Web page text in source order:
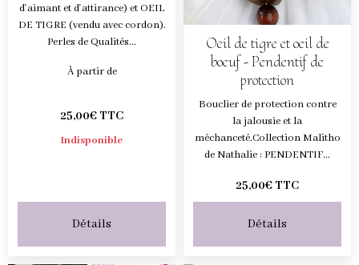
d'aimant et d'attirance) et OEIL
DE TIGRE (vendu avec cordon).
Perles de Qualités...
À partir de
25,00€ TTC
Indisponible
Détails
Oeil de tigre et oeil de
boeuf - Pendentif de
protection
Bouclier de protection contre
la jalousie et la
méchanceté.Collection Malitho
de Nathalie : PENDENTIF...
25,00€ TTC
Détails